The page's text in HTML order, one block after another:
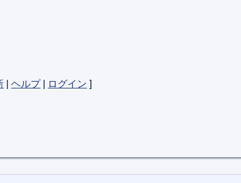
|ヘルプ| ログイン ]